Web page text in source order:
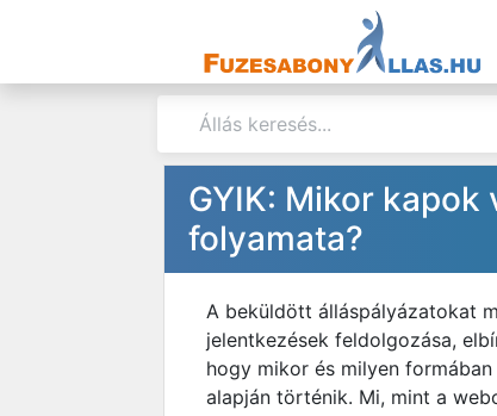
GYIK: Mikor
folyamata?
A beküldött álláspályázatokat
jelentkezések feldolgozása,
hogy mikor és milyen
alapján történik. Mi, mint a